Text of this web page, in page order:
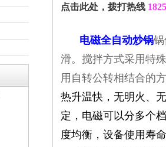
点击此处，拨打热线
电磁全自动炒锅
滑。 搅拌方式采用特
用自转公转相结合的
热升温快，无明火、
定，电磁可以分多个
度均衡，设备使用寿